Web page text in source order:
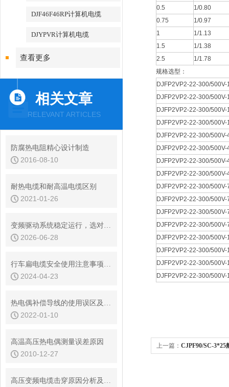
DJF46F46RP计算机电缆
DJYPVR计算机电缆
查看更多
相关文章
RELEVANT ARTICLES
防腐热电阻精心设计制造
2016-08-10
耐热电缆和耐高温电缆区别
2021-01-26
变频驱动系统稳定运行，选对高压变频电缆是关键
2026-06-28
行车扁电缆安全使用注意事项：十大建议
2024-04-23
热电偶补偿导线的使用误区及其处理方法
2022-01-10
高温高压热电偶测量误差原因
2010-12-27
高压变频电缆击穿原因分析及预防措施
0.5
1/0.80
0.75
1/0.97
1
1/1.13
1.5
1/1.38
2.5
1/1.78
规格选型：
DJFP2VP2-22-300/
DJFP2VP2-22-300/
DJFP2VP2-22-300/
DJFP2VP2-22-300/
DJFP2VP2-22-300/
DJFP2VP2-22-300/
DJFP2VP2-22-300/
DJFP2VP2-22-300/
DJFP2VP2-22-300/
DJFP2VP2-22-300/
DJFP2VP2-22-300/
DJFP2VP2-22-300/
DJFP2VP2-22-300/
DJFP2VP2-22-300/
DJFP2VP2-22-300/
DJFP2VP2-22-300/
上一篇： CJPF90/SC-3*25